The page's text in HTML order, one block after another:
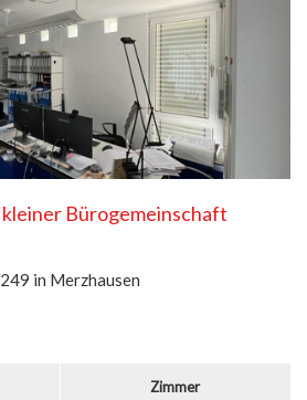
kleiner Bürogemeinschaft
in Merzhausen
Zimmer